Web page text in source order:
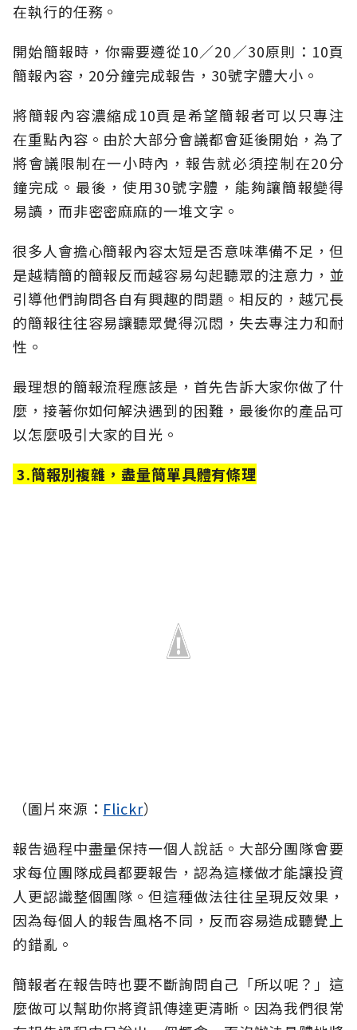
在執行的任務。
開始簡報時，你需要遵從10／20／30原則：10頁
簡報內容，20分鐘完成報告，30號字體大小。
將簡報內容濃縮成10頁是希望簡報者可以只專注
在重點內容。由於大部分會議都會延後開始，為了
將會議限制在一小時內，報告就必須控制在20分
鐘完成。最後，使用30號字體，能夠讓簡報變得
易讀，而非密密麻麻的一堆文字。
很多人會擔心簡報內容太短是否意味準備不足，但
是越精簡的簡報反而越容易勾起聽眾的注意力，並
引導他們詢問各自有興趣的問題。相反的，越冗長
的簡報往往容易讓聽眾覺得沉悶，失去專注力和耐
性。
最理想的簡報流程應該是，首先告訴大家你做了什
麼，接著你如何解決遇到的困難，最後你的產品可
以怎麼吸引大家的目光。
3.簡報別複雜，盡量簡單具體有條理
（圖片來源： Flickr）
報告過程中盡量保持一個人說話。大部分團隊會要
求每位團隊成員都要報告，認為這樣做才能讓投資
人更認識整個團隊。但這種做法往往呈現反效果，
因為每個人的報告風格不同，反而容易造成聽覺上
的錯亂。
簡報者在報告時也要不斷詢問自己「所以呢？」這
麼做可以幫助你將資訊傳達更清晰。因為我們很常